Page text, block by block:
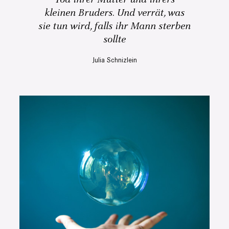
kleinen Bruders. Und verrät, was
sie tun wird, falls ihr Mann sterben
sollte
Julia Schnizlein